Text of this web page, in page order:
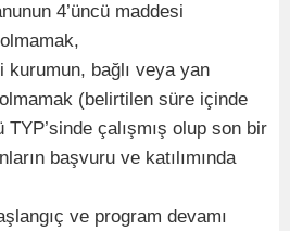
4’üncü maddesi
kurumun, bağlı veya yan
(belirtilen süre içinde
çalışmış olup son bir
başvuru ve katılımında
ve program devamı